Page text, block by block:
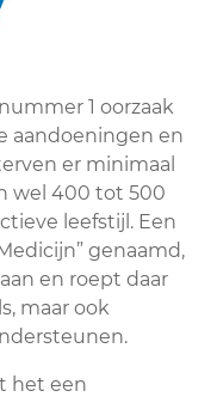
1 oorzaak
aandoeningen en
er minimaal
wel 400 tot 500
leefstijl. Een
genaamd,
en roept daar
maar ook
het een